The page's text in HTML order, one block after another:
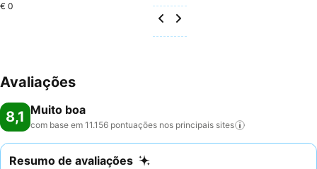
€ 0
Avaliações
8,1 Muito boa
com base em 11.156 pontuações nos principais sites
Resumo de avaliações